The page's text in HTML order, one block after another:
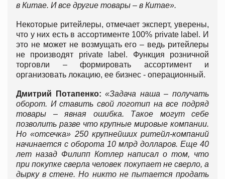
в Китае. И все другие товары – в Китае».
Некоторые ритейлеры, отмечает эксперт, уверены,
что у них есть в ассортименте 100% private label. И
это не может не возмущать его – ведь ритейлеры
не производят private label. Функция розничной
торговли – формировать ассортимент и
организовать локацию, ее бизнес - операционный.
Дмитрий Потапенко:«Задача наша – получать
оборот. И ставить свой логотип на все подряд
товары – явная ошибка. Такое могут себе
позволить разве что крупные мировые компании.
Но «отсечка» 250 крупнейших ритейл-компаний
начинается с оборота 10 млрд долларов. Еще 40
лет назад Филипп Котлер написал о том, что
при покупке сверла человек покупает не сверло, а
дырку в стене. Но никто не пытается продать